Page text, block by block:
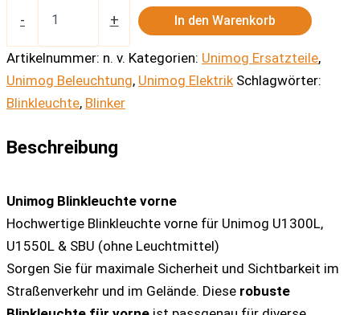
-
Blinkleuchte
Menge
+ In den Warenkorb
Artikelnummer: n. v. Kategorien: Unimog Ersatzteile,
Unimog Beleuchtung, Unimog Elektrik Schlagwörter:
Blinkleuchte, Blinker
Beschreibung
Unimog Blinkleuchte vorne
Hochwertige Blinkleuchte vorne für Unimog U1300L,
U1550L & SBU (ohne Leuchtmittel)
Sorgen Sie für maximale Sicherheit und Sichtbarkeit im
Straßenverkehr und im Gelände. Diese robuste